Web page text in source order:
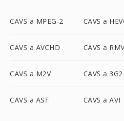
CAVS a MPEG-2 CAVS a
CAVS a AVCHD CAVS a
CAVS a M2V CAVS a 3G2
CAVS a ASF CAVS a AVI